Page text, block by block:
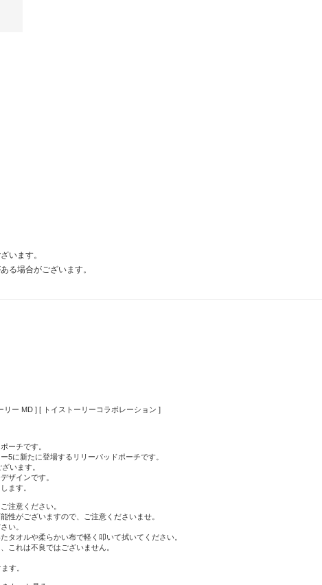
います。
る場合がございます。
ー MD ] [ トイストーリーコラボレーション ]
ーチです。
5に新たに登場するリリーパッドポーチです。
います。
ザインです。
ます。
注意ください。
性がございますので、ご注意くださいませ。
い。
タオルや柔らかい布で軽く叩いて拭いてください。
これは不良ではございません。
す。